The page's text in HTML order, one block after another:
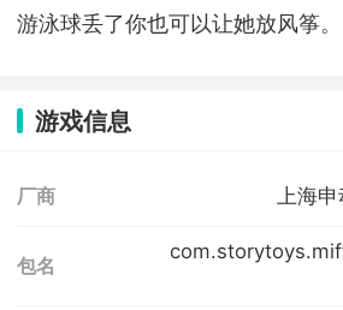
游泳球丢了你也可以让她放风筝。
游戏信息
厂商 上海申
包名